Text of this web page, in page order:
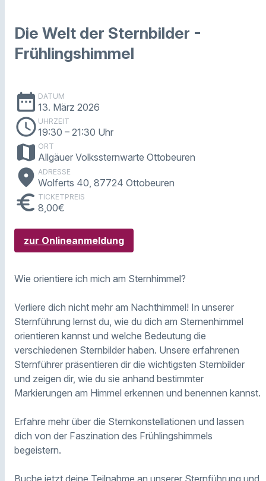
Die Welt der Sternbilder -
Frühlingshimmel
date_range DATUM
13. März 2026
schedule UHRZEIT
19:30 – 21:30 Uhr
map ORT
Allgäuer Volkssternwarte Ottobeuren
place ADRESSE
Wolferts 40, 87724 Ottobeuren
euro TICKETPREIS
8,00€
zur Onlineanmeldung
Wie orientiere ich mich am Sternhimmel?
Verliere dich nicht mehr am Nachthimmel! In unserer
Sternführung lernst du, wie du dich am Sternenhimmel
orientieren kannst und welche Bedeutung die
verschiedenen Sternbilder haben. Unsere erfahrenen
Sternführer präsentieren dir die wichtigsten Sternbilder
und zeigen dir, wie du sie anhand bestimmter
Markierungen am Himmel erkennen und benennen kannst.
Erfahre mehr über die Sternkonstellationen und lassen
dich von der Faszination des Frühlingshimmels
begeistern.